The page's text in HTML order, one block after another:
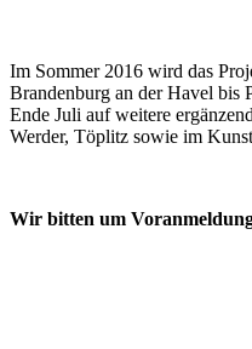
Im Sommer 2016 wird das
Brandenburg an der Havel bis
Ende Juli auf weitere
Werder, Töplitz sowie im
Wir bitten um